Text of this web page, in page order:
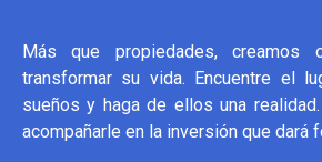
Más que propiedades, creamos
transformar su vida. Encuentre el
sueños y haga de ellos una
acompañarle en la inversión que dará